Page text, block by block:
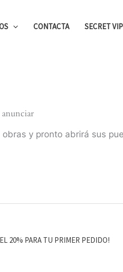
CONTACTA SECRET
y pronto abrirá sus
20% PARA TU PRIMER PEDIDO!